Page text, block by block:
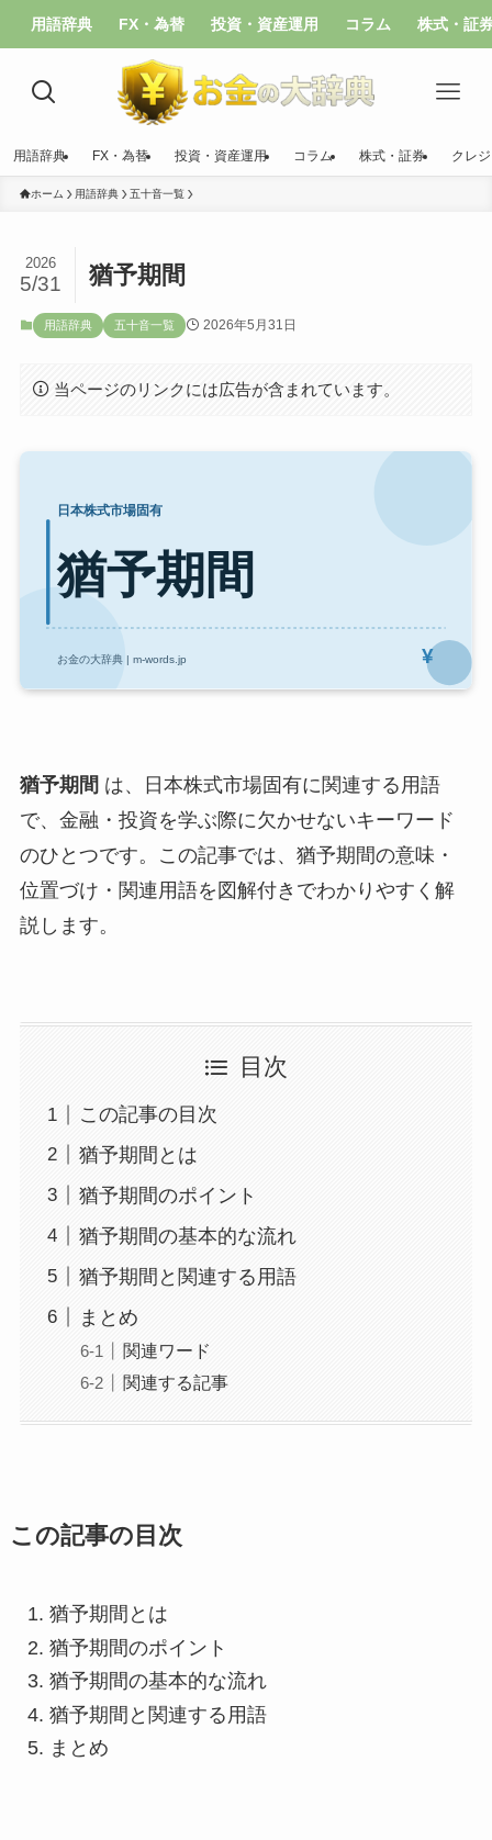
用語辞典 FX・為替 投資・資産運用 コラム 株式・証
用語辞典 FX・為替 投資・資産運用 コラム 株式・証券 クレ
ホーム 用語辞典 五十音一覧
猶予期間
2026
5/31
用語辞典 五十音一覧 2026年5月31日
当ページのリンクには広告が含まれています。
猶予期間 は、日本株式市場固有に関連する用語
で、金融・投資を学ぶ際に欠かせないキーワード
のひとつです。この記事では、猶予期間の意味・
位置づけ・関連用語を図解付きでわかりやすく解
説します。
目次
この記事の目次
猶予期間とは
猶予期間のポイント
猶予期間の基本的な流れ
猶予期間と関連する用語
まとめ
関連ワード
関連する記事
この記事の目次
猶予期間とは
猶予期間のポイント
猶予期間の基本的な流れ
猶予期間と関連する用語
まとめ